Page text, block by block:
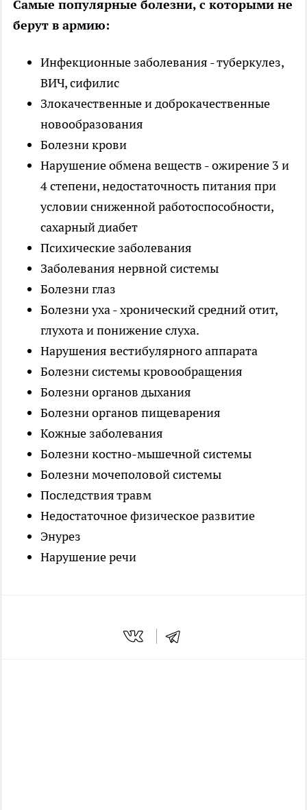
Самые популярные болезни, с которыми не
берут в армию:
Инфекционные заболевания - туберкулез,
ВИЧ, сифилис
Злокачественные и доброкачественные
новообразования
Болезни крови
Нарушение обмена веществ - ожирение 3 и
4 степени, недостаточность питания при
условии сниженной работоспособности,
сахарный диабет
Психические заболевания
Заболевания нервной системы
Болезни глаз
Болезни уха - хронический средний отит,
глухота и понижение слуха.
Нарушения вестибулярного аппарата
Болезни системы кровообращения
Болезни органов дыхания
Болезни органов пищеварения
Кожные заболевания
Болезни костно-мышечной системы
Болезни мочеполовой системы
Последствия травм
Недостаточное физическое развитие
Энурез
Нарушение речи